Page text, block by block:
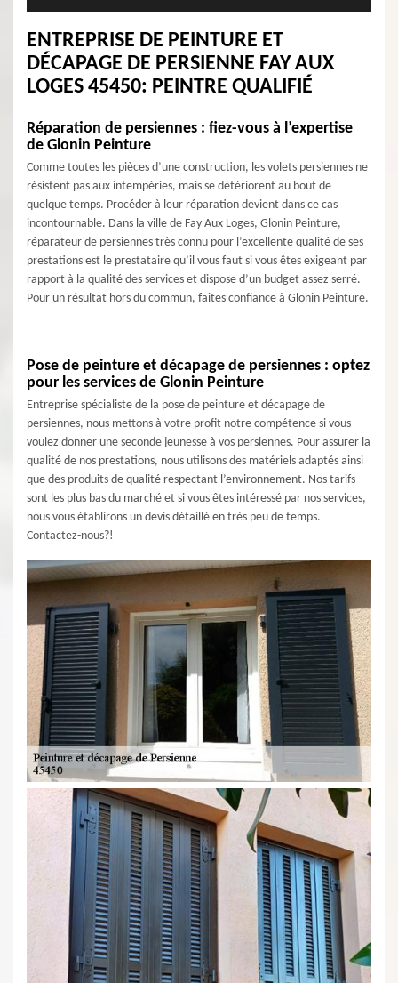
ENTREPRISE DE PEINTURE ET
DÉCAPAGE DE PERSIENNE FAY AUX
LOGES 45450: PEINTRE QUALIFIÉ
Réparation de persiennes : fiez-vous à l’expertise
de Glonin Peinture
Comme toutes les pièces d’une construction, les volets persiennes ne
résistent pas aux intempéries, mais se détériorent au bout de
quelque temps. Procéder à leur réparation devient dans ce cas
incontournable. Dans la ville de Fay Aux Loges, Glonin Peinture,
réparateur de persiennes très connu pour l’excellente qualité de ses
prestations est le prestataire qu’il vous faut si vous êtes exigeant par
rapport à la qualité des services et dispose d’un budget assez serré.
Pour un résultat hors du commun, faites confiance à Glonin Peinture.
Pose de peinture et décapage de persiennes : optez
pour les services de Glonin Peinture
Entreprise spécialiste de la pose de peinture et décapage de
persiennes, nous mettons à votre profit notre compétence si vous
voulez donner une seconde jeunesse à vos persiennes. Pour assurer la
qualité de nos prestations, nous utilisons des matériels adaptés ainsi
que des produits de qualité respectant l’environnement. Nos tarifs
sont les plus bas du marché et si vous êtes intéressé par nos services,
nous vous établirons un devis détaillé en très peu de temps.
Contactez-nous?!